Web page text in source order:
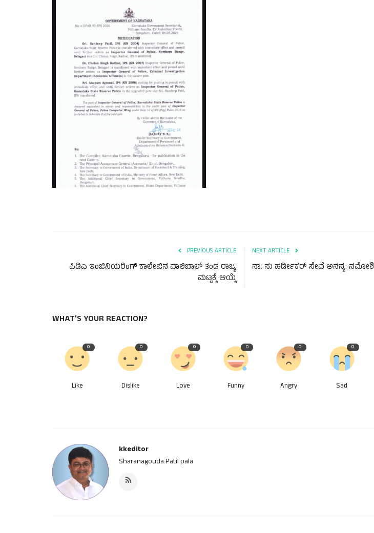
PREVIOUS ARTICLE
ಪಿಡಿಎ ಇಂಜಿನಿಯರಿಂಗ್ ಕಾಲೇಜಿನ ವಾಲಿಬಾಲ್ ತಂಡ ರಾಜ್ಯ
ಮಟ್ಟಕ್ಕೆ ಆಯ್ಕೆ
NEXT ARTICLE
ನಾ. ಸು ಹಡೀ೯ಕರ್ ಸೇವೆ ಅನನ್ಯ: ನಮೋಶಿ
WHAT'S YOUR REACTION?
0
Like
0
Dislike
0
Love
0
Funny
0
Angry
0
Sad
kkeditor
Sharanagouda Patil pala